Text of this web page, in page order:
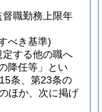
職勤務上限年
べき基準)
する他の職へ
降任等」とい
条、第23条の
ほか、次に掲げ